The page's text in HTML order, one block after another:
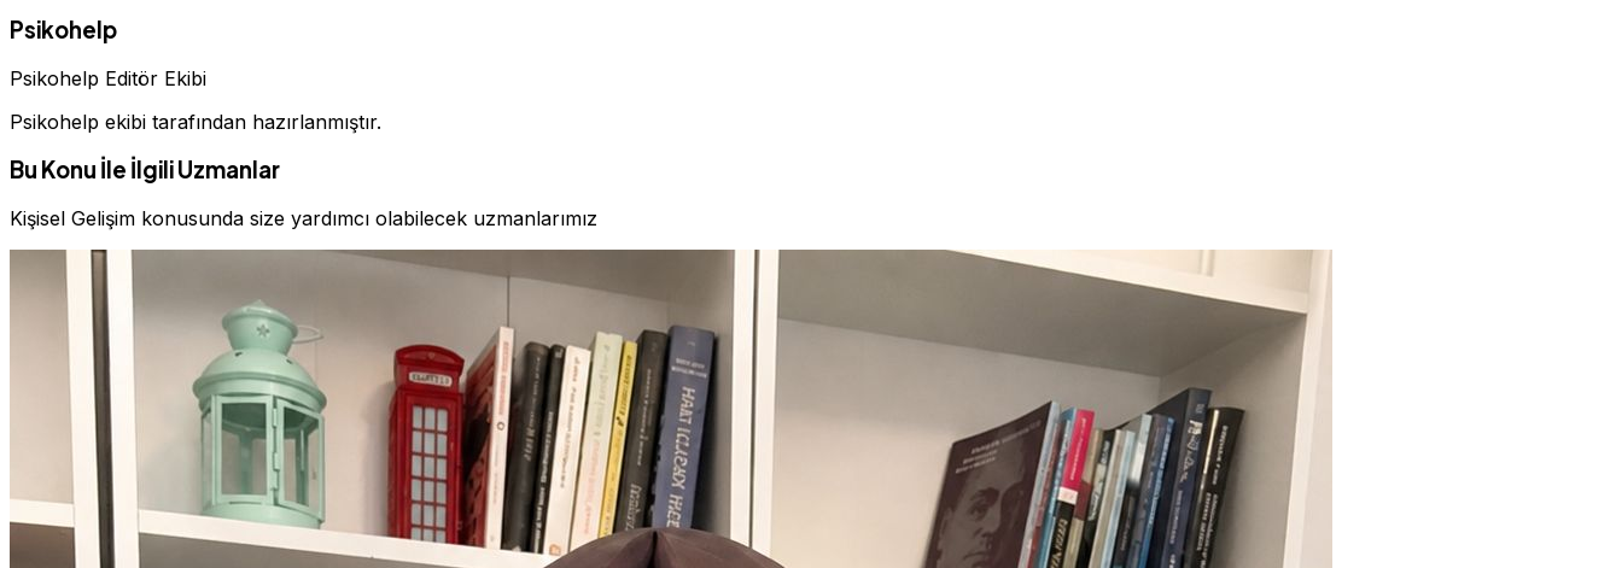
Psikohelp
Psikohelp Editör Ekibi
Psikohelp ekibi tarafından hazırlanmıştır.
Bu Konu İle İlgili Uzmanlar
Kişisel Gelişim konusunda size yardımcı olabilecek uzmanlarımız